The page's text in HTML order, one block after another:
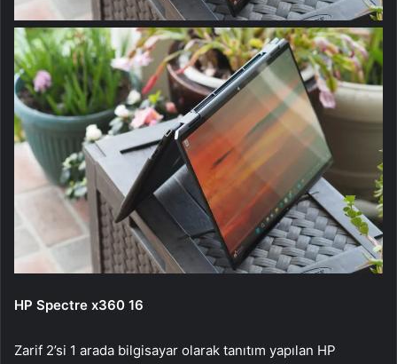
HP Spectre x360 16
Zarif 2’si 1 arada bilgisayar olarak tanıtım yapılan HP